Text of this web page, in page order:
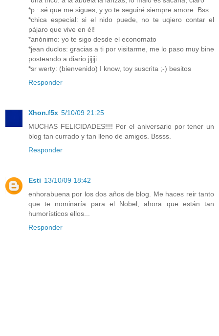
*p.: sé que me sigues, y yo te seguiré siempre amore. Bss.
*chica especial: si el nido puede, no te uqiero contar el
pájaro que vive en él!
*anónimo: yo te sigo desde el economato
*jean duclos: gracias a ti por visitarme, me lo paso muy bine
posteando a diario jijiji
*sr werty: (bienvenido) I know, toy suscrita ;-) besitos
Responder
Xhon.f5x 5/10/09 21:25
MUCHAS FELICIDADES!!!! Por el aniversario por tener un
blog tan currado y tan lleno de amigos. Bssss.
Responder
Esti 13/10/09 18:42
enhorabuena por los dos años de blog. Me haces reir tanto
que te nominaría para el Nobel, ahora que están tan
humorísticos ellos...
Responder